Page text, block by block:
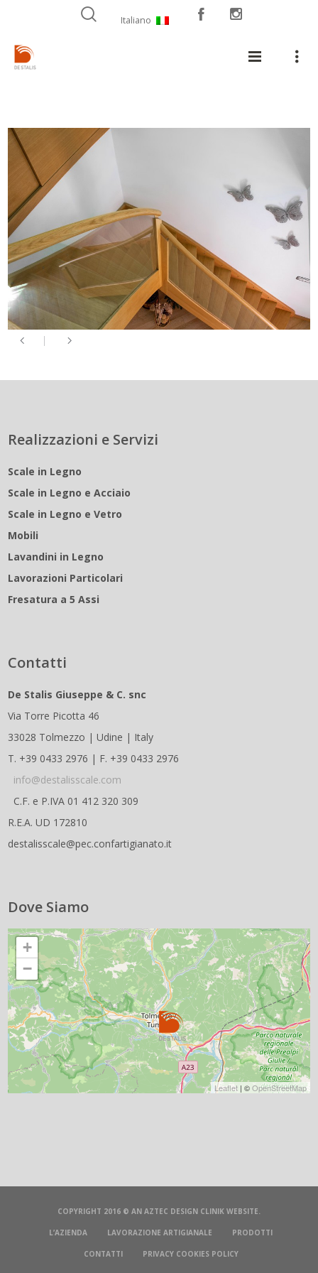
Italiano
Realizzazioni e Servizi
Scale in Legno
Scale in Legno e Acciaio
Scale in Legno e Vetro
Mobili
Lavandini in Legno
Lavorazioni Particolari
Fresatura a 5 Assi
Contatti
De Stalis Giuseppe & C. snc
Via Torre Picotta 46
33028 Tolmezzo | Udine | Italy
T. +39 0433 2976 | F. +39 0433 2976
info@destalisscale.com
C.F. e P.IVA 01 412 320 309
R.E.A. UD 172810
destalisscale@pec.confartigianato.it
Dove Siamo
+
−
Leaflet| ©OpenStreetMap
COPYRIGHT 2016 © AN AZTEC DESIGN CLINIK WEBSITE.
L’AZIENDA LAVORAZIONE ARTIGIANALE PRODOTTI
CONTATTI PRIVACY COOKIES POLICY